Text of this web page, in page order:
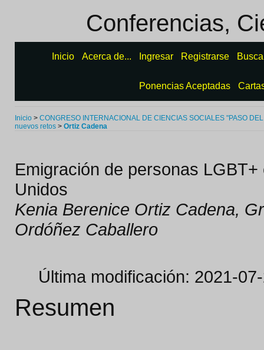
Conferencias,
Inicio Acerca de... Ingresar Registrarse
Ponencias Aceptadas
Inicio> CONGRESO INTERNACIONAL DE CIENCIAS SOCIALES "PASO
nuevos retos> Ortiz Cadena
Emigración de personas
Unidos
Kenia Berenice Ortiz Cadena,
Ordóñez Caballero
Última modificación: 2021-
Resumen